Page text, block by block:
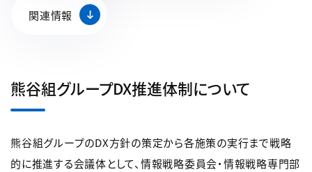
関連情報
熊谷組グループDX推進体制について
熊谷組グループのDX方針の策定から各施策の実行まで戦略
的に推進する会議体として、情報戦略委員会・情報戦略専門部